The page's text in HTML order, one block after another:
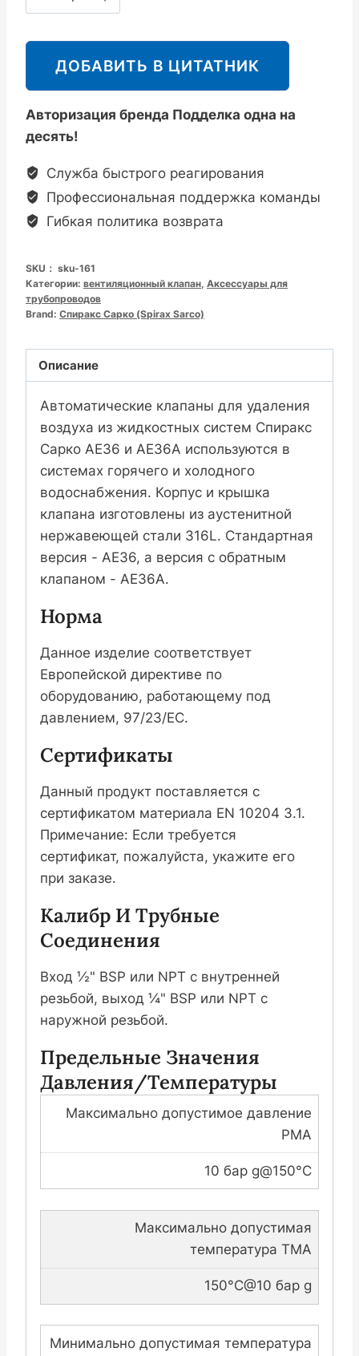
派
Spirax
AE36/AE36A
液
系
统
自
排
空
阀
量
ДОБАВИТЬ В ЦИТАТНИК
Авторизация бренда Подделка одна на
десять!
Служба быстрого реагирования
Профессиональная поддержка команды
Гибкая политика возврата
SKU： sku-161
Категории: вентиляционный клапан, Аксессуары для
трубопроводов
Brand: Спиракс Сарко (Spirax Sarco)
Описание
Автоматические клапаны для удаления
воздуха из жидкостных систем Спиракс
Сарко AE36 и AE36A используются в
системах горячего и холодного
водоснабжения. Корпус и крышка
клапана изготовлены из аустенитной
нержавеющей стали 316L. Стандартная
версия - AE36, а версия с обратным
клапаном - AE36A.
Норма
Данное изделие соответствует
Европейской директиве по
оборудованию, работающему под
давлением, 97/23/EC.
Сертификаты
Данный продукт поставляется с
сертификатом материала EN 10204 3.1.
Примечание: Если требуется
сертификат, пожалуйста, укажите его
при заказе.
Калибр И Трубные
Соединения
Вход ½" BSP или NPT с внутренней
резьбой, выход ¼" BSP или NPT с
наружной резьбой.
Предельные Значения
Давления/температуры
Максимально допустимое давление
PMA
10 бар g@150°C
Максимально допустимая
температура TMA
150°C@10 бар g
Минимально допустимая температура